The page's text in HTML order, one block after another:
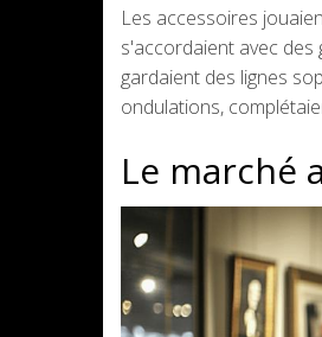
Les accessoires
s'accordaient avec des
gardaient des lignes
ondulations,
Le marché